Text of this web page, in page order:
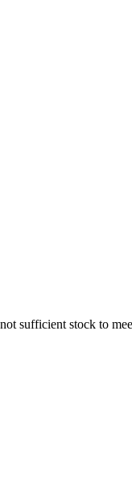
sufficient stock to